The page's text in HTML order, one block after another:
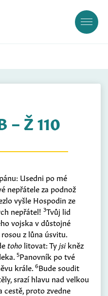
– Ž 110
Usedni po mé
nepřátele za podnož
vyšle Hospodin ze
nepřátel! 3Tvůj lid
vojska v důstojné
rosou z lůna úsvitu.
toho litovat: Tyjsikněz
5Panovník po tvé
krále. 6Bude soudit
srazí hlavu nad velkou
cestě, proto zvedne